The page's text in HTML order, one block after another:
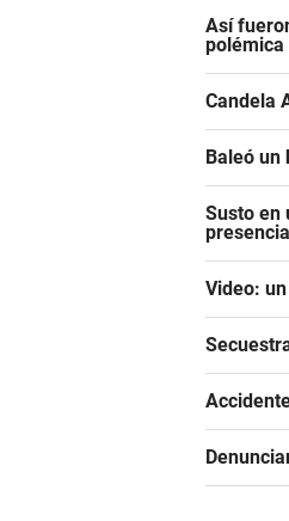
Así
polémica
Candela
Baleó un
Susto en
Video: